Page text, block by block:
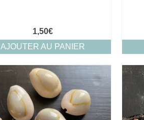
1,50€
AJOUTER AU PANIER